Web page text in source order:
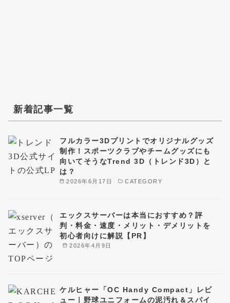
新着記事一覧
2026年6月17日 CATEGORY
フルカラー3Dプリントでオリジナルグッズ
制作！スポーツクラブやチームグッズにも
向いてそうなTrend 3D（トレンド3D）と
は？
2026年4月9日
エックスサーバーは本当におすすめ？評
判・料金・速度・メリット・デメリットを
初心者向けに解説【PR】
ケルヒャー「OC Handy Compact」レビ
ュー｜野球ユニフォームの泥汚れ＆スパイ